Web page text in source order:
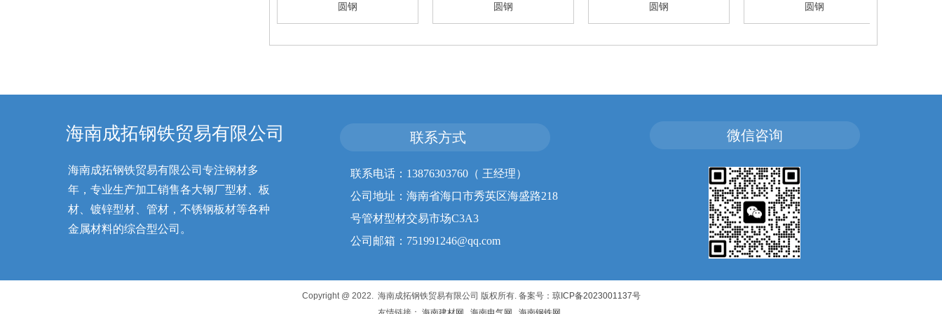
圆钢 圆钢 圆钢 圆钢
海南成拓钢铁贸易有限公司专注钢材多
年，专业生产加工销售各大钢厂型材、板
材、镀锌型材、管材，不锈钢板材等各种
金属材料的综合型公司。
联系方式
联系电话：13876303760（ 王经理）
公司地址：海南省海口市秀英区海盛路218
号管材型材交易市场C3A3
公司邮箱：751991246@qq.com
微信咨询
海南成拓钢铁贸易有限公司
Copyright @ 2022. 海南成拓钢铁贸易有限公司 版权所有. 备案号： 琼ICP备2023001137号